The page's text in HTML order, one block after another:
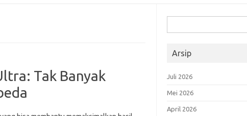
Tak Banyak
untuk:
Arsip
Juli 2026
Mei 2026
April 2026